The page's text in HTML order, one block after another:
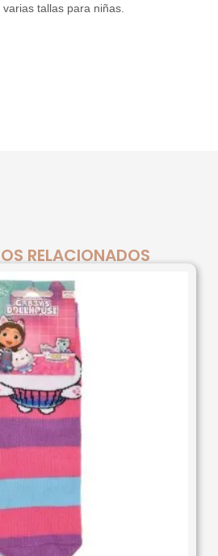
tallas para niñas.
RELACIONADOS